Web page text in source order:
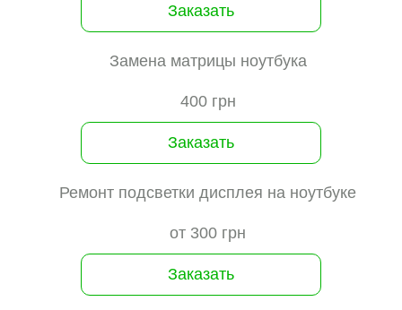
Заказать
Замена матрицы ноутбука
400 грн
Заказать
Ремонт подсветки дисплея на ноутбуке
от 300 грн
Заказать